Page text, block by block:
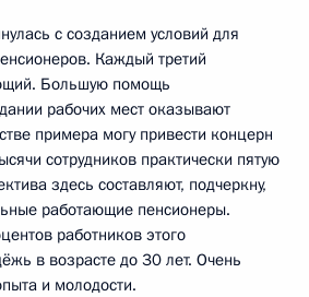
с созданием условий для
Каждый третий
Большую помощь
рабочих мест оказывают
примера могу привести концерн
сотрудников практически пятую
здесь составляют, подчеркну,
работающие пенсионеры.
работников этого
в возрасте до 30 лет. Очень
и молодости.